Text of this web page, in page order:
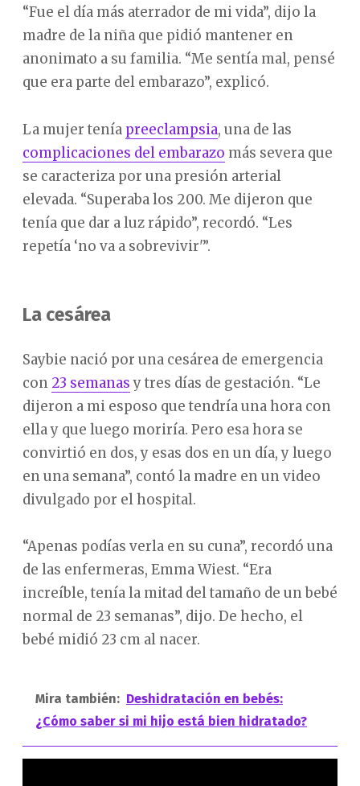
“Fue el día más aterrador de mi vida”, dijo la
madre de la niña que pidió mantener en
anonimato a su familia. “Me sentía mal, pensé
que era parte del embarazo”, explicó.
La mujer tenía preeclampsia, una de las
complicaciones del embarazo más severa que
se caracteriza por una presión arterial
elevada. “Superaba los 200. Me dijeron que
tenía que dar a luz rápido”, recordó. “Les
repetía ‘no va a sobrevivir'”.
La cesárea
Saybie nació por una cesárea de emergencia
con 23 semanasy tres días de gestación. “Le
dijeron a mi esposo que tendría una hora con
ella y que luego moriría. Pero esa hora se
convirtió en dos, y esas dos en un día, y luego
en una semana”, contó la madre en un video
divulgado por el hospital.
“Apenas podías verla en su cuna”, recordó una
de las enfermeras, Emma Wiest. “Era
increíble, tenía la mitad del tamaño de un bebé
normal de 23 semanas”, dijo. De hecho, el
bebé midió 23 cm al nacer.
Mira también: Deshidratación en bebés:
¿Cómo saber si mi hijo está bien hidratado?